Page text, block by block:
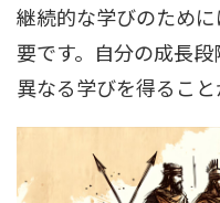
継続的な学びのため
要です。自分の成長
異なる学びを得ること